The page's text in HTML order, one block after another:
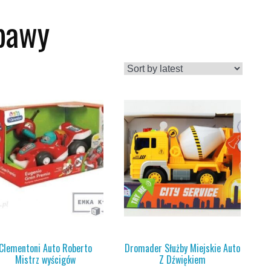
Auto Roberto
Mistrz wyścigów
Dromader Służby Miejskie Auto
Z Dźwiękiem